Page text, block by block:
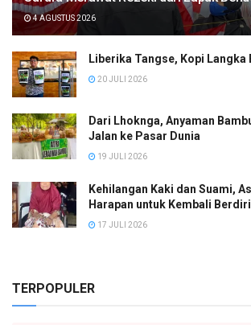
4 AGUSTUS 2026
Liberika Tangse, Kopi Langka
20 JULI 2026
Dari Lhoknga, Anyaman
Jalan ke Pasar Dunia
19 JULI 2026
Kehilangan Kaki dan Suami,
Harapan untuk Kembali Berdiri
17 JULI 2026
TERPOPULER